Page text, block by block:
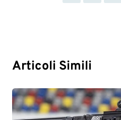
Articoli Simili